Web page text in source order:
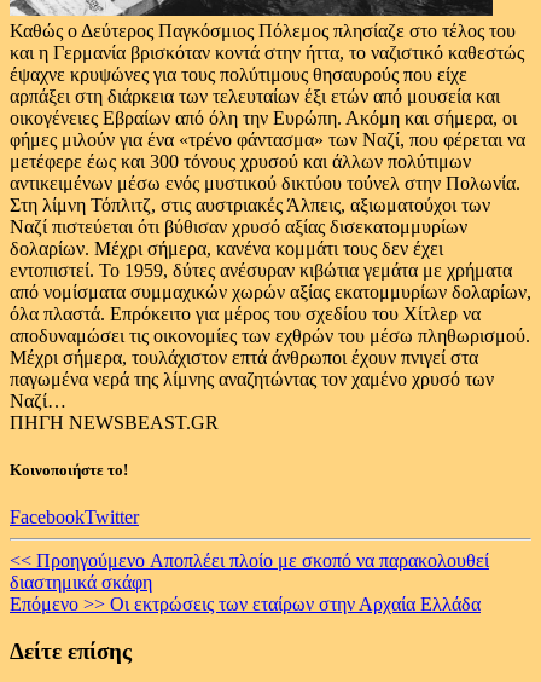
Καθώς ο Δεύτερος Παγκόσμιος Πόλεμος πλησίαζε στο τέλος του
και η Γερμανία βρισκόταν κοντά στην ήττα, το ναζιστικό καθεστώς
έψαχνε κρυψώνες για τους πολύτιμους θησαυρούς που είχε
αρπάξει στη διάρκεια των τελευταίων έξι ετών από μουσεία και
οικογένειες Εβραίων από όλη την Ευρώπη. Ακόμη και σήμερα, οι
φήμες μιλούν για ένα «τρένο φάντασμα» των Ναζί, που φέρεται να
μετέφερε έως και 300 τόνους χρυσού και άλλων πολύτιμων
αντικειμένων μέσω ενός μυστικού δικτύου τούνελ στην Πολωνία.
Στη λίμνη Τόπλιτζ, στις αυστριακές Άλπεις, αξιωματούχοι των
Ναζί πιστεύεται ότι βύθισαν χρυσό αξίας δισεκατομμυρίων
δολαρίων. Μέχρι σήμερα, κανένα κομμάτι τους δεν έχει
εντοπιστεί. Το 1959, δύτες ανέσυραν κιβώτια γεμάτα με χρήματα
από νομίσματα συμμαχικών χωρών αξίας εκατομμυρίων δολαρίων,
όλα πλαστά. Επρόκειτο για μέρος του σχεδίου του Χίτλερ να
αποδυναμώσει τις οικονομίες των εχθρών του μέσω πληθωρισμού.
Μέχρι σήμερα, τουλάχιστον επτά άνθρωποι έχουν πνιγεί στα
παγωμένα νερά της λίμνης αναζητώντας τον χαμένο χρυσό των
Ναζί…
ΠΗΓΗ NEWSBEAST.GR
Κοινοποιήστε το!
FacebookTwitter
Continue
Reading
<< Προηγούμενο Aποπλέει πλοίο με σκοπό να παρακολουθεί
διαστημικά σκάφη
Επόμενο >> Οι εκτρώσεις των εταίρων στην Αρχαία Ελλάδα
Δείτε επίσης